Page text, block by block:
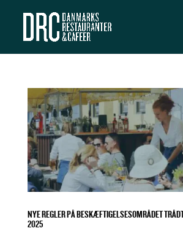
NYE REGLER PÅ BESKÆFTIGELSESOMRÅDET
2025